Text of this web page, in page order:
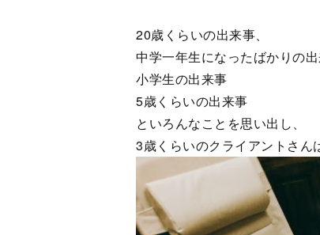
20歳くらいの出来事、
中学一年生になったばかりの
小学生の出来事
5歳くらいの出来事
といろんなことを思い出し、
3歳くらいのクライアントさん